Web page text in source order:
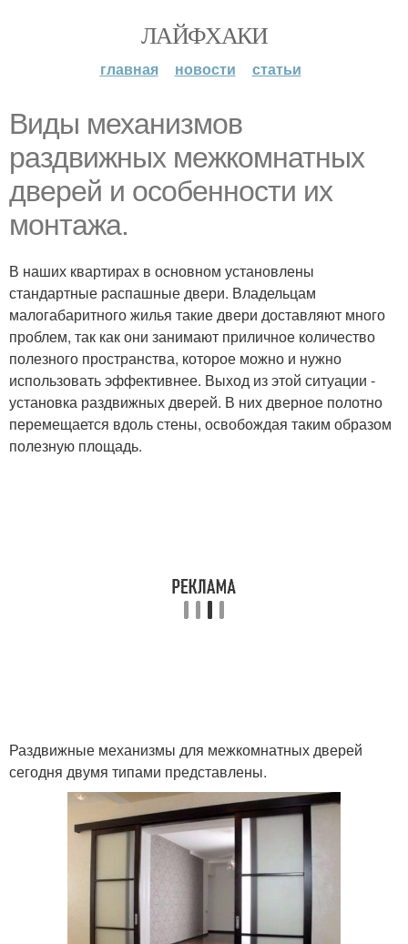
ЛАЙФХАКИ
главная новости статьи
Виды механизмов
раздвижных межкомнатных
дверей и особенности их
монтажа.
В наших квартирах в основном установлены
стандартные распашные двери. Владельцам
малогабаритного жилья такие двери доставляют много
проблем, так как они занимают приличное количество
полезного пространства, которое можно и нужно
использовать эффективнее. Выход из этой ситуации -
установка раздвижных дверей. В них дверное полотно
перемещается вдоль стены, освобождая таким образом
полезную площадь.
Раздвижные механизмы для межкомнатных дверей
сегодня двумя типами представлены.